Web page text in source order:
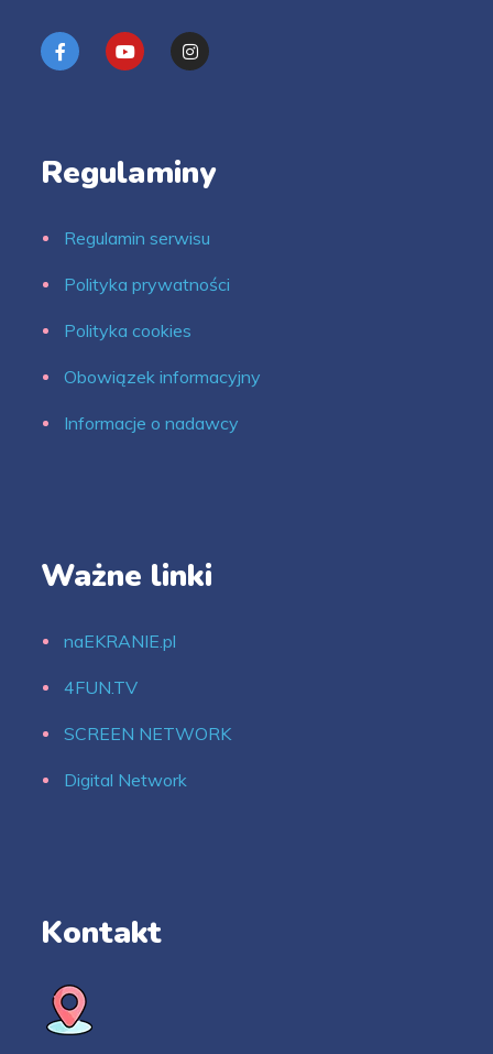
Regulaminy
Regulamin serwisu
Polityka prywatności
Polityka cookies
Obowiązek informacyjny
Informacje o nadawcy
Ważne linki
naEKRANIE.pl
4FUN.TV
SCREEN NETWORK
Digital Network
Kontakt